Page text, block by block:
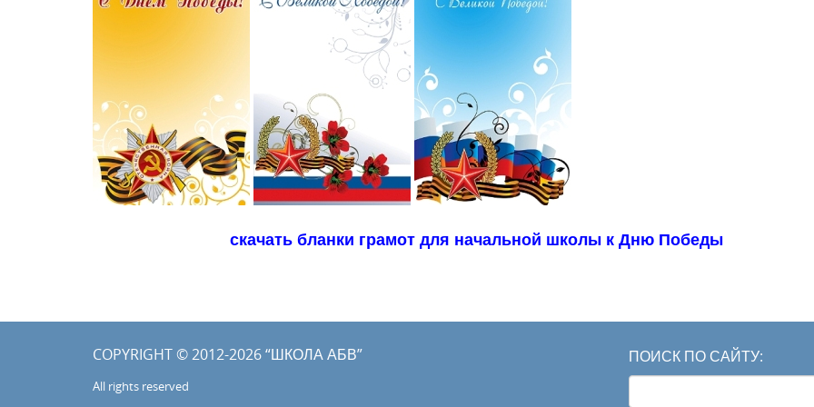
скачать бланки грамот для начальной школы к Дню Победы
COPYRIGHT © 2012-2026 “ШКОЛА АБВ”
All rights reserved
ПОИСК ПО САЙТУ:
Search
for: